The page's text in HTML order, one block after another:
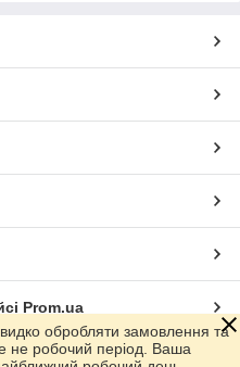
Prom.ua
обробляти замовлення та
не робочий період. Ваша